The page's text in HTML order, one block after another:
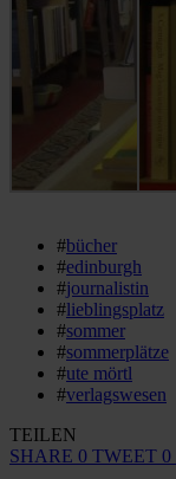
#bücher
#edinburgh
#journalistin
#lieblingsplatz
#sommer
#sommerplätze
#ute mörtl
#verlagswesen
TEILEN
SHARE 0 TWEET 0